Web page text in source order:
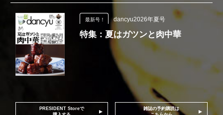
最新号！ dancyu2026年夏号
特集：夏はガツンと肉中華
PRESIDENT Storeで
雑誌の予約購読は